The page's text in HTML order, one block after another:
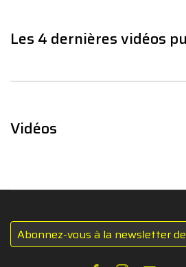
Les 4 dernières vidéos
Vidéos
Abonnez-vous à la newsletter